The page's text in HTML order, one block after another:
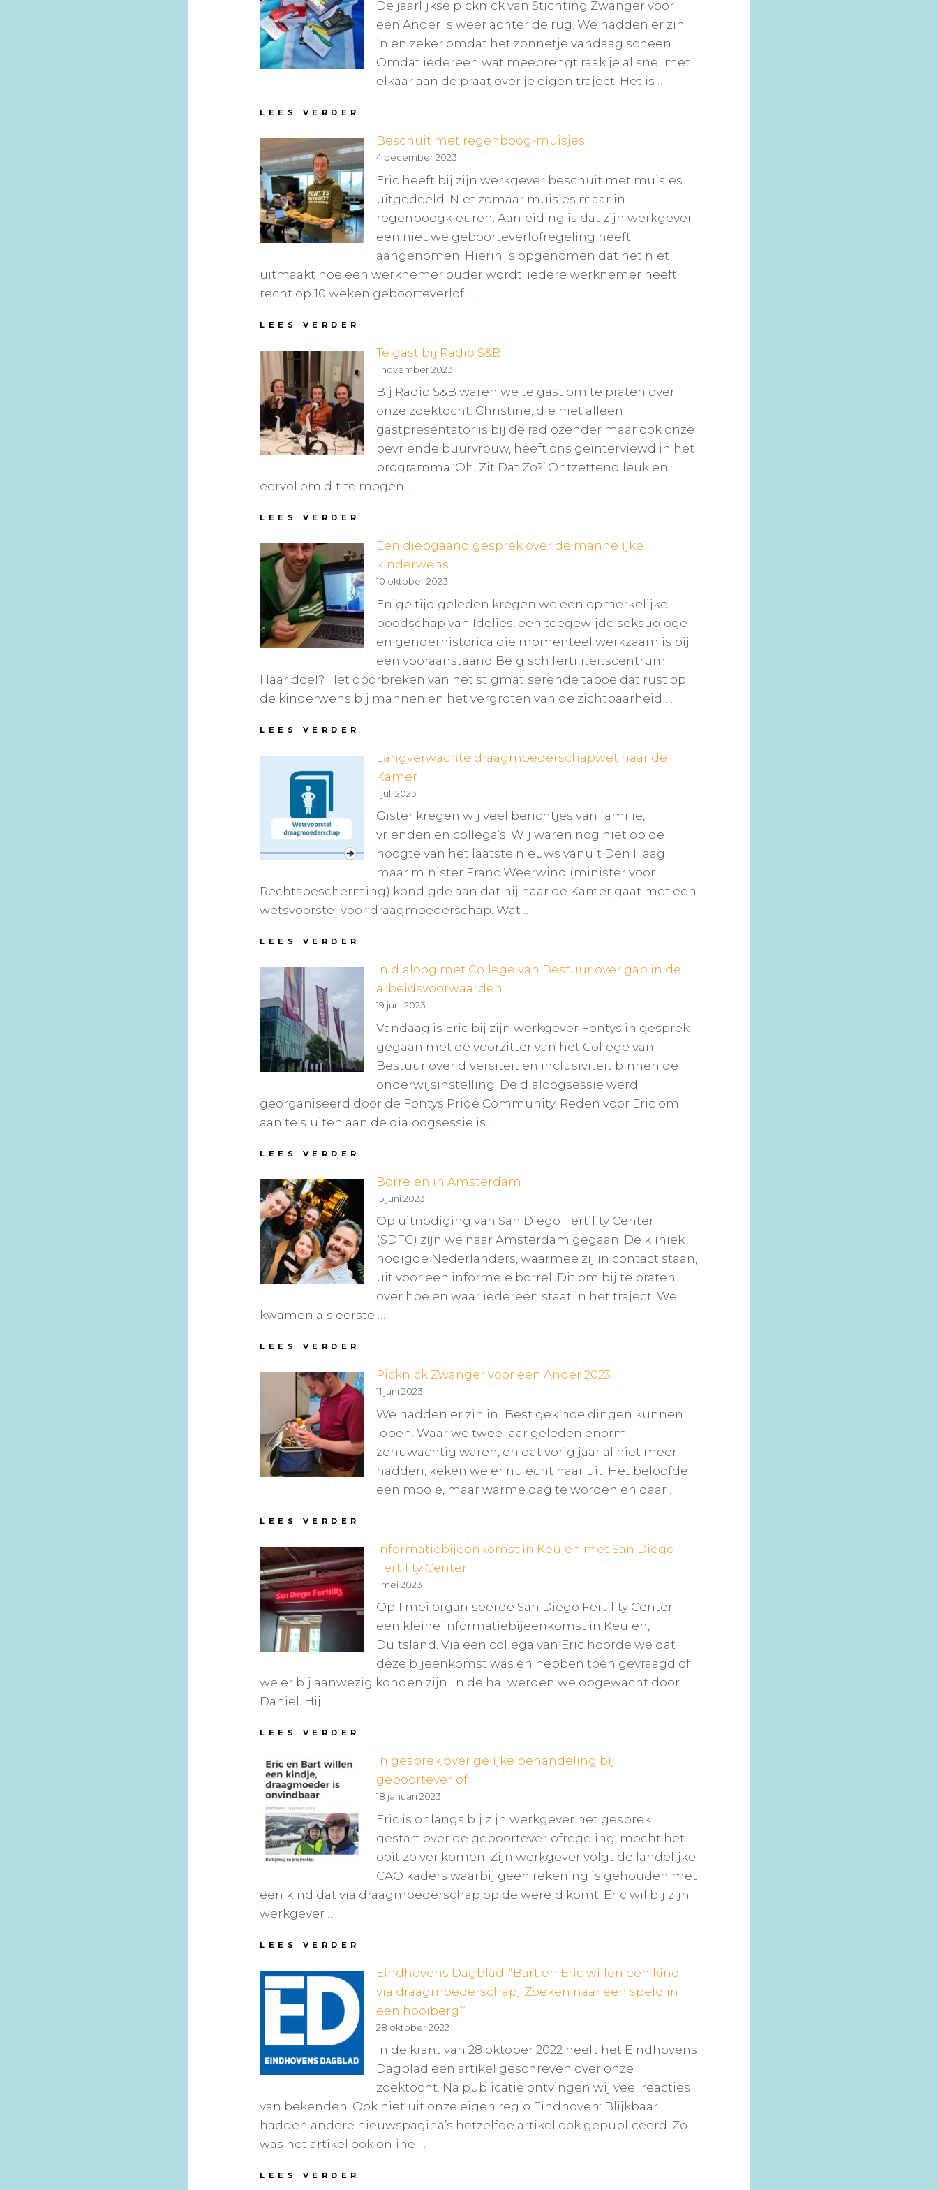
De jaarlijkse picknick van Stichting Zwanger voor
een Ander is weer achter de rug. We hadden er zin
in en zeker omdat het zonnetje vandaag scheen.
Omdat iedereen wat meebrengt raak je al snel met
elkaar aan de praat over je eigen traject. Het is …
LEES VERDER
VOOR
EEN
ANDER
2024
Beschuit met regenboog-muisjes
4 december 2023
Eric heeft bij zijn werkgever beschuit met muisjes
uitgedeeld. Niet zomaar muisjes maar in
regenboogkleuren. Aanleiding is dat zijn werkgever
een nieuwe geboorteverlofregeling heeft
aangenomen. Hierin is opgenomen dat het niet
uitmaakt hoe een werknemer ouder wordt; iedere werknemer heeft
recht op 10 weken geboorteverlof. …
LEES VERDER
REGENBOOG-
MUISJES
Te gast bij Radio S&B
1 november 2023
Bij Radio S&B waren we te gast om te praten over
onze zoektocht. Christine, die niet alleen
gastpresentator is bij de radiozender maar ook onze
bevriende buurvrouw, heeft ons geïnterviewd in het
programma ‘Oh, Zit Dat Zo?’ Ontzettend leuk en
eervol om dit te mogen …
LEES VERDER
BIJ
RADIO
S&B
Een diepgaand gesprek over de mannelijke
kinderwens
10 oktober 2023
Enige tijd geleden kregen we een opmerkelijke
boodschap van Idelies, een toegewijde seksuologe
en genderhistorica die momenteel werkzaam is bij
een vooraanstaand Belgisch fertiliteitscentrum.
Haar doel? Het doorbreken van het stigmatiserende taboe dat rust op
de kinderwens bij mannen en het vergroten van de zichtbaarheid …
LEES VERDER
GESPREK
OVER
MANNELIJKE
KINDERWENS
Langverwachte draagmoederschapwet naar de
Kamer
1 juli 2023
Gister kregen wij veel berichtjes van familie,
vrienden en collega’s. Wij waren nog niet op de
hoogte van het laatste nieuws vanuit Den Haag
maar minister Franc Weerwind (minister voor
Rechtsbescherming) kondigde aan dat hij naar de Kamer gaat met een
wetsvoorstel voor draagmoederschap. Wat …
LEES VERDER
NAARIn dialoog met College van Bestuur over gap in de
arbeidsvoorwaarden
19 juni 2023
Vandaag is Eric bij zijn werkgever Fontys in gesprek
gegaan met de voorzitter van het College van
Bestuur over diversiteit en inclusiviteit binnen de
onderwijsinstelling. De dialoogsessie werd
georganiseerd door de Fontys Pride Community. Reden voor Eric om
aan te sluiten aan de dialoogsessie is …
LEES VERDER
MET
COLLEGE
BESTUUR
OVER
GAP
IN
DE
ARBEIDSVOORWAARDEN
Borrelen in Amsterdam
15 juni 2023
Op uitnodiging van San Diego Fertility Center
(SDFC) zijn we naar Amsterdam gegaan. De kliniek
nodigde Nederlanders, waarmee zij in contact staan,
uit voor een informele borrel. Dit om bij te praten
over hoe en waar iedereen staat in het traject. We
kwamen als eerste …
LEES VERDER
AMSTERDAM
Picknick Zwanger voor een Ander 2023
11 juni 2023
We hadden er zin in! Best gek hoe dingen kunnen
lopen. Waar we twee jaar geleden enorm
zenuwachtig waren, en dat vorig jaar al niet meer
hadden, keken we er nu echt naar uit. Het beloofde
een mooie, maar warme dag te worden en daar …
LEES VERDER
VOOR
EEN
ANDER
2023
Informatiebijeenkomst in Keulen met San Diego
Fertility Center
1 mei 2023
Op 1 mei organiseerde San Diego Fertility Center
een kleine informatiebijeenkomst in Keulen,
Duitsland. Via een collega van Eric hoorde we dat
deze bijeenkomst was en hebben toen gevraagd of
we er bij aanwezig konden zijn. In de hal werden we opgewacht door
Daniel. Hij …
LEES VERDER
KEULEN
SAN
DIEGO
FERTILITY
In gesprek over gelijke behandeling bij
geboorteverlof
18 januari 2023
Eric is onlangs bij zijn werkgever het gesprek
gestart over de geboorteverlofregeling, mocht het
ooit zo ver komen. Zijn werkgever volgt de landelijke
CAO kaders waarbij geen rekening is gehouden met
een kind dat via draagmoederschap op de wereld komt. Eric wil bij zijn
werkgever …
LEES VERDER
OVER
GELIJKE
BEHANDELING
BIJ
GEBOORTEVERLOF
Eindhovens Dagblad: “Bart en Eric willen een kind
via draagmoederschap; ‘Zoeken naar een speld in
een hooiberg’”
28 oktober 2022
In de krant van 28 oktober 2022 heeft het Eindhovens
Dagblad een artikel geschreven over onze
zoektocht. Na publicatie ontvingen wij veel reacties
van bekenden. Ook niet uit onze eigen regio Eindhoven: Blijkbaar
hadden andere nieuwspagina’s hetzelfde artikel ook gepubliceerd. Zo
was het artikel ook online …
LEES VERDER